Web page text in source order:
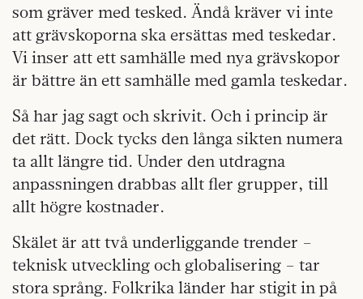
som gräver med tesked. Ändå kräver vi inte
att grävskoporna ska ersättas med teskedar.
Vi inser att ett samhälle med nya grävskopor
är bättre än ett samhälle med gamla teskedar.
Så har jag sagt och skrivit. Och i princip är
det rätt. Dock tycks den långa sikten numera
ta allt längre tid. Under den utdragna
anpassningen drabbas allt fler grupper, till
allt högre kostnader.
Skälet är att två underliggande trender –
teknisk utveckling och globalisering – tar
stora språng. Folkrika länder har stigit in på